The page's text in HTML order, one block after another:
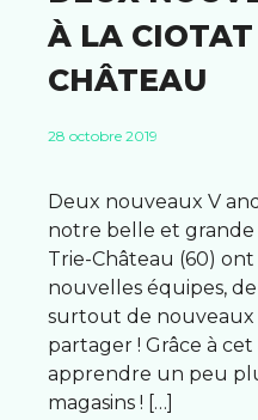
À LA
CHÂTEAU
28 octobre 2019
Deux nouveaux V
notre belle et grande
Trie-Château (60)
nouvelles équipes,
surtout de nouveaux
partager ! Grâce à
apprendre un peu
magasins ! […]